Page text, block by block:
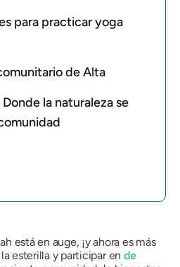
para practicar yoga
de Alta
la naturaleza se
está en auge, ¡y ahora es más
esterilla y participar en de